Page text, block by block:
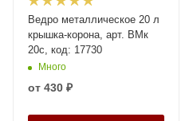
Ведро металлическое 20 л
крышка-корона, арт. ВМк
20с, код: 17730
Много
от 430 ₽